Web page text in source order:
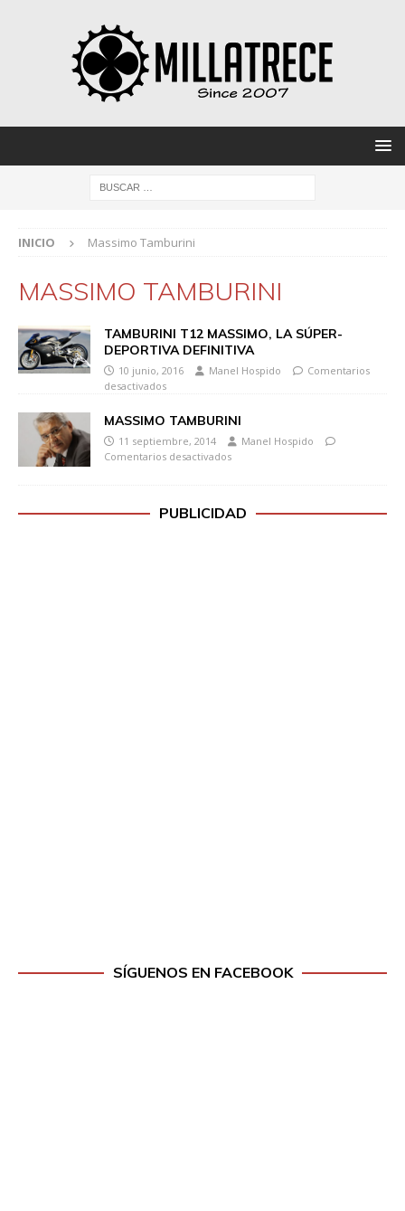
INICIO Massimo Tamburini
MASSIMO TAMBURINI
TAMBURINI T12 MASSIMO, LA SÚPER-
DEPORTIVA DEFINITIVA
10 junio, 2016 Manel Hospido
Comentarios
desactivados
MASSIMO TAMBURINI
11 septiembre, 2014
Manel Hospido
Comentarios desactivados
PUBLICIDAD
SÍGUENOS EN FACEBOOK